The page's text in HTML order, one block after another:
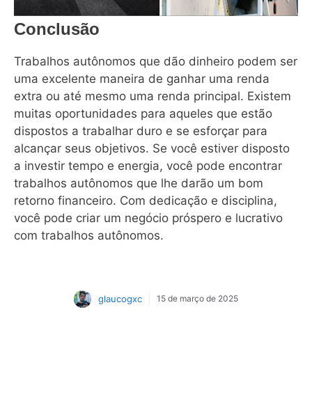
Conclusão
Trabalhos autônomos que dão dinheiro podem ser
uma excelente maneira de ganhar uma renda
extra ou até mesmo uma renda principal. Existem
muitas oportunidades para aqueles que estão
dispostos a trabalhar duro e se esforçar para
alcançar seus objetivos. Se você estiver disposto
a investir tempo e energia, você pode encontrar
trabalhos autônomos que lhe darão um bom
retorno financeiro. Com dedicação e disciplina,
você pode criar um negócio próspero e lucrativo
com trabalhos autônomos.
glaucogxc 15 de março de 2025